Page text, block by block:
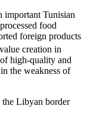
important Tunisian
food
foreign products
crea­tion in
high-quality and
the weakness of
the Libyan border